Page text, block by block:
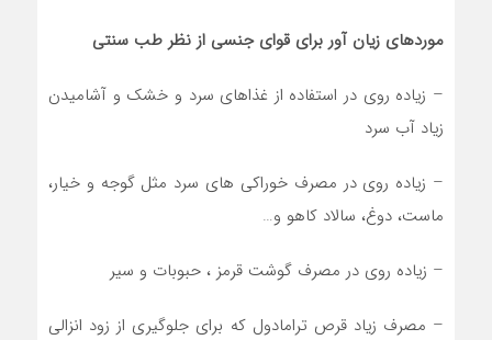
موردهای زیان آور برای قوای جنسی از نظر طب سنتی
– زیاده روی در استفاده از غذاهای سرد و خشک و آشامیدن
زیاد آب سرد
– زیاده روی در مصرف خوراکی های سرد مثل گوجه و خیار،
ماست، دوغ، سالاد کاهو و…
– زیاده روی در مصرف گوشت قرمز ، حبوبات و سیر
– مصرف زیاد قرص ترامادول که برای جلوگیری از زود انزالی